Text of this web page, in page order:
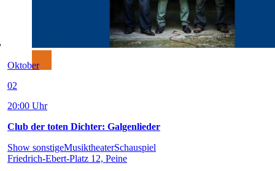
Oktober
02
20:00 Uhr
Club der toten Dichter: Galgenlieder
Show sonstigeMusiktheaterSchauspiel
Friedrich-Ebert-Platz 12, Peine